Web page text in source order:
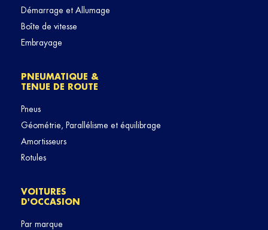
Démarrage et Allumage
Boîte de vitesse
Embrayage
PNEUMATIQUE &
TENUE DE ROUTE
Pneus
Géométrie, Parallélisme et équilibrage
Amortisseurs
Rotules
VOITURES
D'OCCASION
Par marque